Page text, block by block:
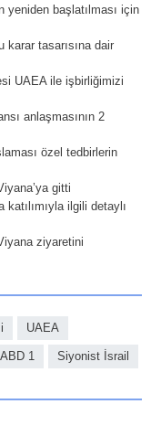
yeniden başlatılması için
karar tasarısına dair
UAEA ile işbirliğimizi
anlaşmasının 2
özel tedbirlerin
gitti
katılımıyla ilgili detaylı
ziyaretini
UAEA
ABD 1 Siyonist İsrail